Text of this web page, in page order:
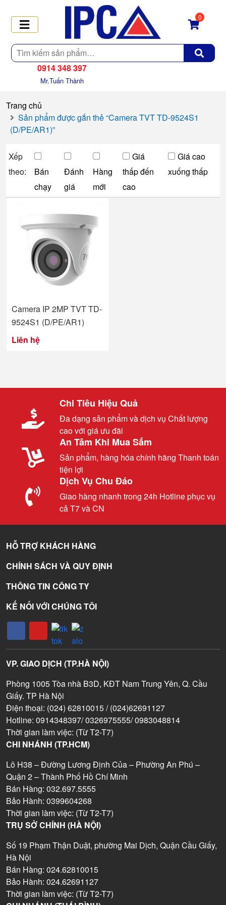
Tìm
kiếm
0
0914 348 397
Mr.Tuấn Thành
Trang chủ
Sản phẩm được gắn thẻ “Camera TVT TD-9524S1
(D/PE/AR1)”
Xếp
theo:
Bán
chạy
Đánh
giá
Hàng
mới
Giá
thấp đến
cao
Giá cao
xuống thấp
Camera IP 2MP TVT TD-
9524S1 (D/PE/AR1)
Liên hệ
Chi Tiêu Hiệu Quả
Đa dạng sản phẩm và dịch vụ Chất lượng
cao với giá ưu đãi
An Tâm Khi Mua Sắm
Sản phẩm, hàng hóa chính hãng Thanh toán
tiện lợi
Dịch Vụ Chu Đáo
Giao hàng nhanh trong 24h Hotline phục vụ
cả T7 và CN
HỖ TRỢ KHÁCH HÀNG
CHÍNH SÁCH VÀ QUY ĐỊNH
THÔNG TIN CÔNG TY
KẾ NỐI VỚI CHÚNG TÔI
VP. GIAO DỊCH (TP.HÀ NỘI)
Phòng 1005 Tòa nhà B3D, KĐT Nam Trung Yên, Q. Cầu
Giấy. TP Hà Nội
Điện thoại: (024) 62810015 / (024)62691127
Hotline: 0914348397/ 0326975555/ 0983048814
Thời gian làm việc: (Từ T2-T7)
CHI NHÁNH (TP.HCM)
Lô H38 – Đường Lương Định Của – Phường An Phú –
Quận 2 – Thành Phố Hồ Chí Minh
Bán Hàng: 032.697.5555
Bảo Hành: 0399604268
Thời gian làm việc: (Từ T2-T7)
TRỤ SỞ CHÍNH (HÀ NỘI)
Số 19 Phạm Thận Duật, phường Mai Dịch, Quận Cầu Giấy,
Hà Nội
Bán Hàng: 024.62810015
Bảo Hành: 024.62691127
Thời gian làm việc: (Từ T2-T7)